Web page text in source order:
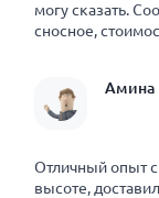
могу сказать.
сносное,
Амина
Отличный опыт
высоте,